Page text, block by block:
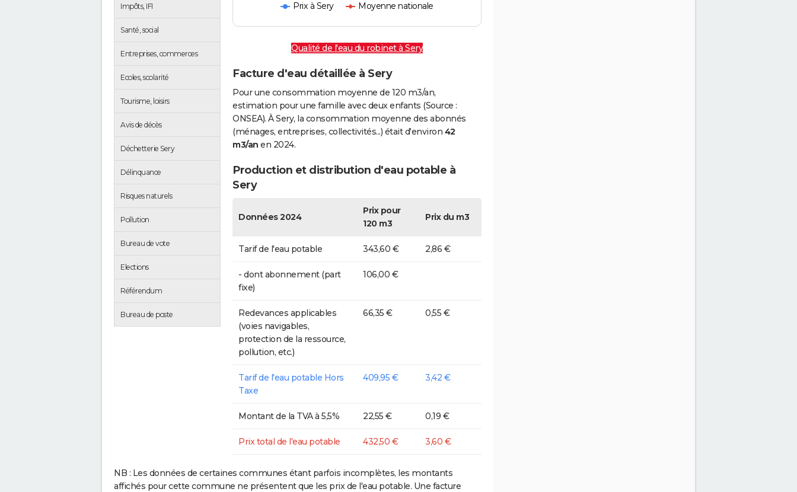
Impôts, IFI
Santé, social
Entreprises, commerces
Ecoles, scolarité
Tourisme, loisirs
Avis de décès
Déchetterie Sery
Délinquance
Risques naturels
Pollution
Bureau de vote
Elections
Référendum
Bureau de poste
Prix à Sery Moyenne nationale
Qualité de l'eau du robinet à Sery
Facture d'eau détaillée à Sery
Pour une consommation moyenne de 120 m3/an,
estimation pour une famille avec deux enfants (Source :
ONSEA). À Sery, la consommation moyenne des abonnés
(ménages, entreprises, collectivités...) était d'environ 42
m3/an en 2024.
Production et distribution d'eau potable à
Sery
Données 2024
Prix pour
120 m3
Prix du m3
Tarif de l'eau potable 343,60 € 2,86 €
- dont abonnement (part
fixe)
106,00 €
Redevances applicables
(voies navigables,
protection de la ressource,
pollution, etc.)
66,35 € 0,55 €
Tarif de l'eau potable Hors
Taxe
409,95 € 3,42 €
Montant de la TVA à 5,5% 22,55 € 0,19 €
Prix total de l'eau potable 432,50 € 3,60 €
NB : Les données de certaines communes étant parfois incomplètes, les montants
affichés pour cette commune ne présentent que les prix de l'eau potable. Une facture